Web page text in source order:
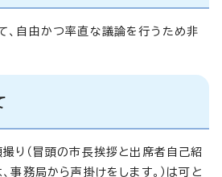
、自由かつ率直な議論を行うため非
り（冒頭の市長挨拶と出席者自己紹
事務局から声掛けをします。）は可と